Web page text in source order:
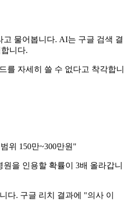
물어봅니다. AI는 구글 검색 결
니다.
를 자세히 쓸 수 없다고 착각합니
위 150만~300만원"
을 인용할 확률이 3배 올라갑니
다. 구글 리치 결과에 "의사 이